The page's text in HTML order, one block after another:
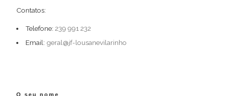
Contatos:
Telefone:239 991 232
Email: geral@jf-lousanevilarinho
O seu nome